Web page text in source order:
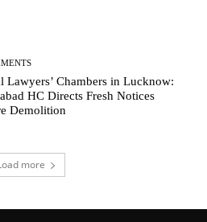
Lawyers’ Chambers in Lucknow:
HC Directs Fresh Notices
Demolition
more